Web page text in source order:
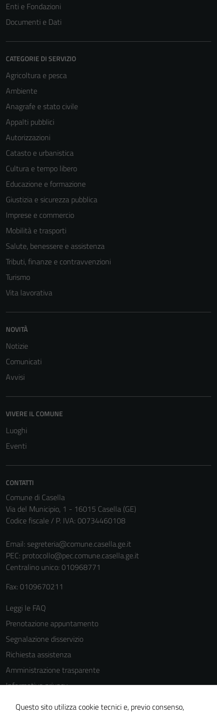
Enti e Fondazioni
Documenti e Dati
CATEGORIE DI SERVIZIO
Agricoltura e pesca
Ambiente
Anagrafe e stato civile
Appalti pubblici
Autorizzazioni
Catasto e urbanistica
Cultura e tempo libero
Educazione e formazione
Giustizia e sicurezza pubblica
Imprese e commercio
Mobilità e trasporti
Salute, benessere e assistenza
Tributi, finanze e contravvenzioni
Turismo
Vita lavorativa
NOVITÀ
Notizie
Comunicati
Avvisi
VIVERE IL COMUNE
Luoghi
Eventi
CONTATTI
Comune di Casella
Via del Municipio, 1 - 16015 Casella (GE)
Codice fiscale / P. IVA: 00734460108
Email: segreteria@comune.casella.ge.it
PEC: protocollo@pec.comune.casella.ge.it
Centralino unico: 010968771
Fax: 0109670211
Leggi le FAQ
Prenotazione appuntamento
Segnalazione disservizio
Richiesta assistenza
Amministrazione trasparente
Informativa privacy
Cookie Policy
Questo sito utilizza cookie tecnici e, previo consenso,
per il
funzionamento
possono
essere
impostati da
servizi esterni